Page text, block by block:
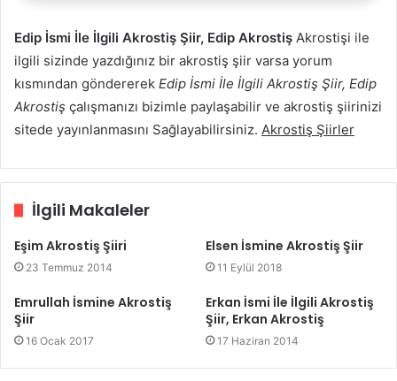
Edip İsmi İle İlgili Akrostiş Şiir, Edip Akrostiş Akrostişi ile
ilgili sizinde yazdığınız bir akrostiş şiir varsa yorum
kısmından göndererek Edip İsmi İle İlgili Akrostiş Şiir, Edip
Akrostiş çalışmanızı bizimle paylaşabilir ve akrostiş şiirinizi
sitede yayınlanmasını Sağlayabilirsiniz. Akrostiş Şiirler
İlgili Makaleler
Eşim Akrostiş Şiiri
23 Temmuz 2014
Elsen İsmine Akrostiş Şiir
11 Eylül 2018
Emrullah İsmine Akrostiş
Şiir
16 Ocak 2017
Erkan İsmi İle İlgili Akrostiş
Şiir, Erkan Akrostiş
17 Haziran 2014